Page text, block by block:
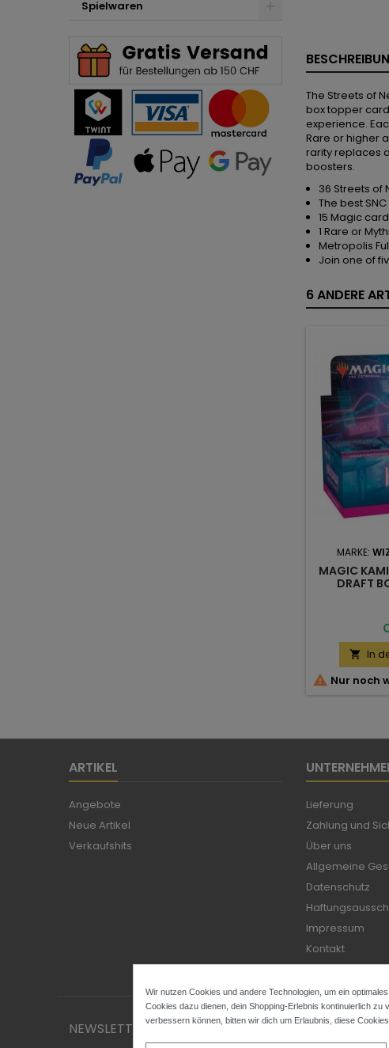
Spielwaren
The Streets of
box topper
experience.
Rare or higher
rarity replaces
boosters.
36 Streets of
The best
15 Magic
1 Rare or
Metropolis
Join one of
6 ANDERE
MARKE:
MAGIC
DRAFT
 In
 Nur noch
ARTIKEL
Angebote
Neue Artikel
Verkaufshits
Lieferung
Zahlung und
Über uns
Allgemeine
Datenschutz
Impressum
Kontakt
Sitemap
NEWSLETTER
Wir nutzen Cookies und andere Technologien, um ein
Cookies dazu dienen, dein Shopping-Erlebnis kontinuierlich
verbessern können, bitten wir dich um Erlaubnis, diese